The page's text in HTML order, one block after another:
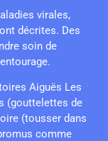
virales,
décrites. Des
soin de
Aiguës Les
(gouttelettes de
(tousser dans
comme